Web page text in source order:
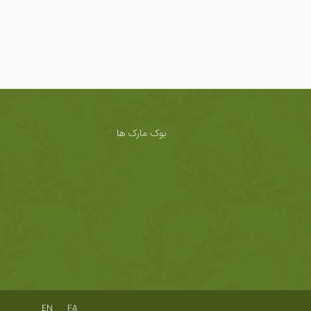
بوک مارک ها